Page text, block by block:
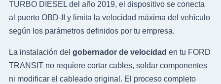
TURBO DIESEL del año 2019, el dispositivo se conecta
al puerto OBD-II y limita la velocidad máxima del vehículo
según los parámetros definidos por tu empresa.
La instalación del gobernador de velocidad en tu FORD
TRANSIT no requiere cortar cables, soldar componentes
ni modificar el cableado original. El proceso completo